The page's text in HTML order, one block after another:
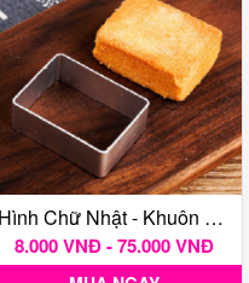
Hình Chữ Nhật - Khuôn Nhấn Bánh Quy TQ
8.000 VNĐ - 75.000 VNĐ